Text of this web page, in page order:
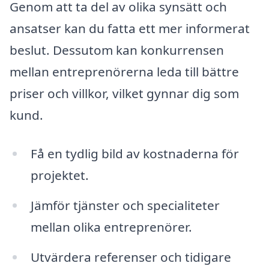
Genom att ta del av olika synsätt och
ansatser kan du fatta ett mer informerat
beslut. Dessutom kan konkurrensen
mellan entreprenörerna leda till bättre
priser och villkor, vilket gynnar dig som
kund.
Få en tydlig bild av kostnaderna för
projektet.
Jämför tjänster och specialiteter
mellan olika entreprenörer.
Utvärdera referenser och tidigare